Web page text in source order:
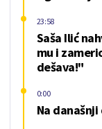
Saša Ilić
mu i
dešava!"
23:58
Na
0:00